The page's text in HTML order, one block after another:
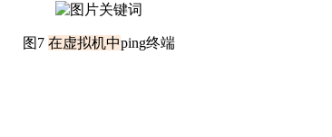
图7 在虚拟机中ping终端